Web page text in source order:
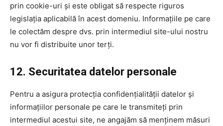
prin cookie-uri și este obligat să respecte riguros
legislația aplicabilă în acest domeniu. Informațiile pe care
le colectăm despre dvs. prin intermediul site-ului nostru
nu vor fi distribuite unor terți.
12. Securitatea datelor personale
Pentru a asigura protecția confidențialității datelor și
informațiilor personale pe care le transmiteți prin
intermediul acestui site, ne angajăm să menținem măsuri